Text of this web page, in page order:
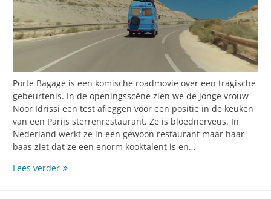
Porte Bagage is een komische roadmovie over een tragische
gebeurtenis. In de openingsscène zien we de jonge vrouw
Noor Idrissi een test afleggen voor een positie in de keuken
van een Parijs sterrenrestaurant. Ze is bloednerveus. In
Nederland werkt ze in een gewoon restaurant maar haar
baas ziet dat ze een enorm kooktalent is en…
Lees verderPorte